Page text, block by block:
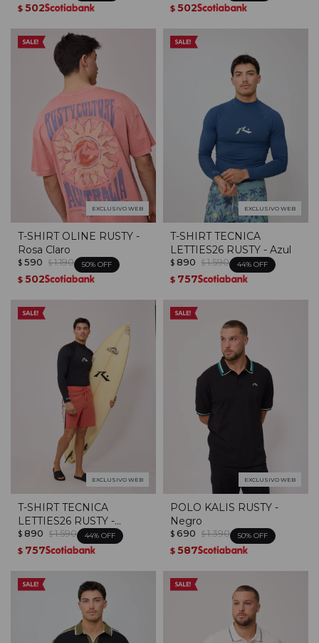
$ 502 $ 502
EXCLUSIVO WEB
T-SHIRT OLINE RUSTY -
Rosa Claro
$ 590 $ 1.190 50
$ 502
EXCLUSIVO WEB
T-SHIRT TECNICA
LETTIES26 RUSTY - Azul
$ 890 $ 1.590 44
$ 757
EXCLUSIVO WEB
T-SHIRT TECNICA
LETTIES26 RUSTY -
Negro
$ 890 $ 1.590 44
$ 757
EXCLUSIVO WEB
POLO KALIS RUSTY -
Negro
$ 690 $ 1.390 50
$ 587